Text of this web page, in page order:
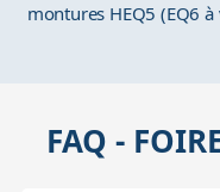
montures HEQ5 (EQ6
FAQ -